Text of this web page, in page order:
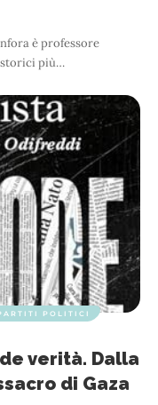
è professore
storici più…
POLITICI
verità. Dalla
di Gaza